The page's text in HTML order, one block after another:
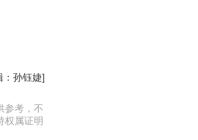
：孙钰婕]
参考，不
权属证明